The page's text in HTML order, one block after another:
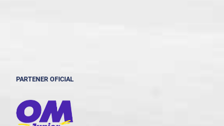
PARTENER OFICIAL